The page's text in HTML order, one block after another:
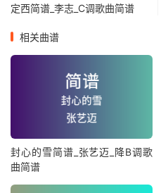
定西简谱_李志_C调歌曲简谱
相关曲谱
封心的雪简谱_张艺迈_降B调歌
曲简谱